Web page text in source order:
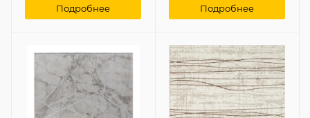
Подробнее Подробнее